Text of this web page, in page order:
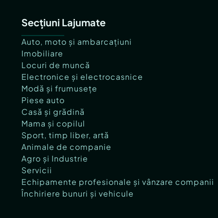
Secțiuni Lajumate
Auto, moto și ambarcațiuni
Imobiliare
Locuri de muncă
Electronice și electrocasnice
Modă și frumusețe
Piese auto
Casă și grădină
Mama și copilul
Sport, timp liber, artă
Animale de companie
Agro și Industrie
Servicii
Echipamente profesionale și vânzare companii
Închiriere bunuri și vehicule